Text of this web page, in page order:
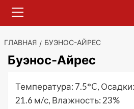
меню
ГЛАВНАЯ БУЭНОС-АЙРЕС
Буэнос-Айрес
Температура: 7.5°C,
21.6 м/с, Влажность: 23%